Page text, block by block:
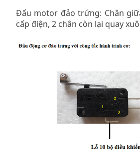
Đấu motor đảo trứng: Chân
cấp điện, 2 chân còn lại quay